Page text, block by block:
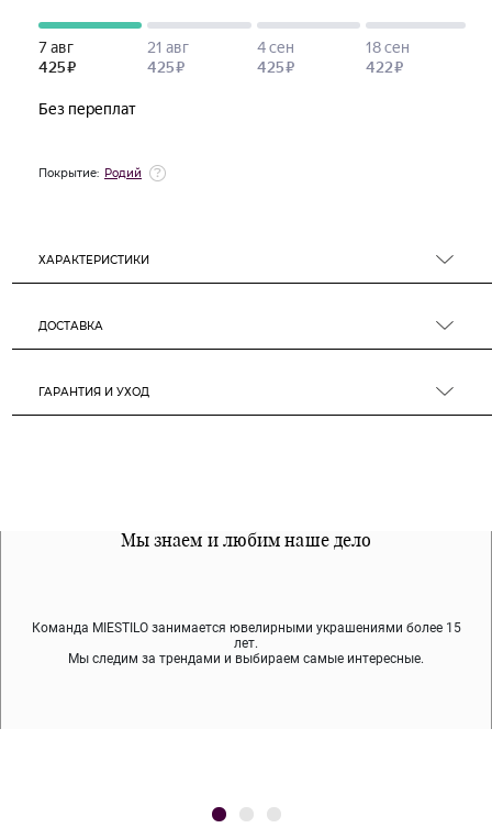
Покрытие: Родий
ХАРАКТЕРИСТИКИ
ДОСТАВКА
ГАРАНТИЯ И УХОД
Мы знаем и любим наше дело
Команда MIESTILO занимается ювелирными украшениями более 15
лет.
Мы следим за трендами и выбираем самые интересные.
Все наши материалы гипоалергенны
Мы используем покрытие (родий, ювелирный сплав), которое не
содержит никеля и свинца — это исключает аллергию.
Примерка перед покупкой
Во время доставки спокойно примеряйте украшения, выбирайте те,
что вам нравятся, остальные заберёт курьер.